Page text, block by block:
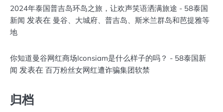
2024年泰国普吉岛环岛之旅，让欢声笑语洒满旅途 - 58泰国
新闻 发表在 曼谷、大城府、普吉岛、斯米兰群岛和芭提雅等
地
你知道曼谷网红商场Iconsiam是什么样子的吗？ - 58泰国新
闻 发表在 百万粉丝女网红遭诈骗集团软禁
归档